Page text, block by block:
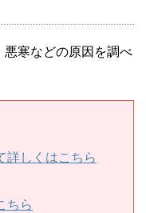
寒などの原因を調べ
詳しくはこちら
ちら